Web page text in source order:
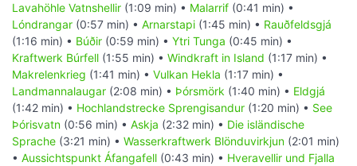
Lavahöhle Vatnshellir (1:09 min) • Malarrif (0:41 min) •
Lóndrangar (0:57 min) • Arnarstapi (1:45 min) • Rauðfeldsgjá
(1:16 min) • Búðir (0:59 min) • Ytri Tunga (0:45 min) •
Kraftwerk Búrfell (1:55 min) • Windkraft in Island (1:17 min) •
Makrelenkrieg (1:41 min) • Vulkan Hekla (1:17 min) •
Landmannalaugar (2:08 min) • Þórsmörk (1:40 min) • Eldgjá
(1:42 min) • Hochlandstrecke Sprengisandur (1:20 min) • See
Þórisvatn (0:56 min) • Askja (2:32 min) • Die isländische
Sprache (3:21 min) • Wasserkraftwerk Blönduvirkjun (2:01 min)
• Aussichtspunkt Áfangafell (0:43 min) • Hveravellir und Fjalla